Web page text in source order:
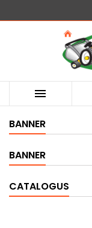

BANNER
BANNER
CATALOGUS